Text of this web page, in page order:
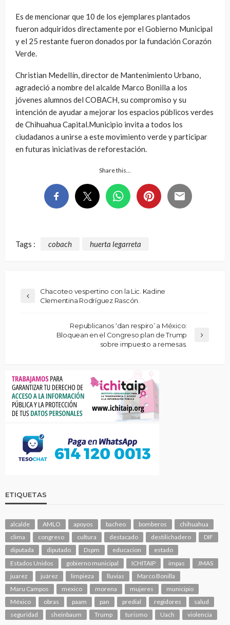
Es de mencionar que 10 de los ejemplares plantados
fueron adquiridos directamente por el Gobierno Municipal
y el 25 restante fueron donados por la fundación Corazón
Verde.
Christian Medellín, director de Mantenimiento Urbano,
agradeció a nombre del alcalde Marco Bonilla a los
jóvenes alumnos del COBACH, su compromiso y su
intención de ayudar a mejorar los espacios públicos verdes
de Chihuahua Capital.Municipio invita a todos los
ciudadanos a unirse a este movimiento verde y participar
en futuras iniciativas de reforestación.
Share this…
Tags : cobach huerta legarreta
Chacoteo vespertino con la Lic. Kadine
Clementina Rodríguez Rascón.
Republicanos ‘dan respiro’ a México:
Bloquean en el Congreso plan de Trump
sobre impuesto a remesas.
ETIQUETAS
alcalde AMLO apoyos bacheo bomberos
chihuahua
clima
congreso cultura destacado destilichadero
DIF
diputada
diputado Dspm educacion
estado
Estados Unidos
gobierno municipal ICHITAIP impas
JMAS
juarez
juárez limpieza lluvias
Marco Bonilla
Maru Campos
mexico morena mujeres
municipio
México
obras paam pan predial regidores
salud
seguridad
sheinbaum Trump turismo Uach violencia